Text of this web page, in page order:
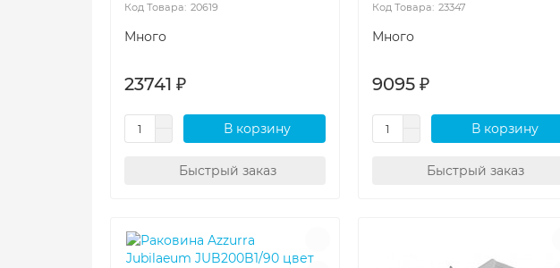
20619
Много
23741 ₽
В корзину
Быстрый заказ
23347
Много
9095 ₽
В корзину
Быстрый заказ